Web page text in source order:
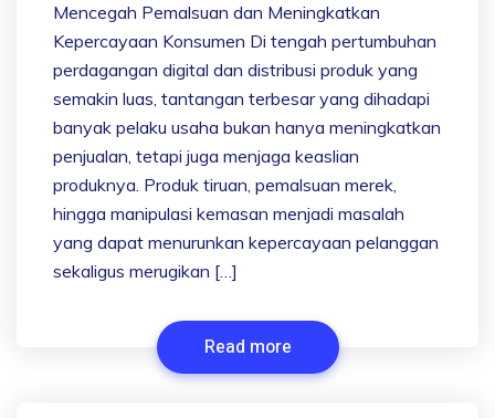
Mencegah Pemalsuan dan Meningkatkan
Kepercayaan Konsumen Di tengah pertumbuhan
perdagangan digital dan distribusi produk yang
semakin luas, tantangan terbesar yang dihadapi
banyak pelaku usaha bukan hanya meningkatkan
penjualan, tetapi juga menjaga keaslian
produknya. Produk tiruan, pemalsuan merek,
hingga manipulasi kemasan menjadi masalah
yang dapat menurunkan kepercayaan pelanggan
sekaligus merugikan […]
Read more